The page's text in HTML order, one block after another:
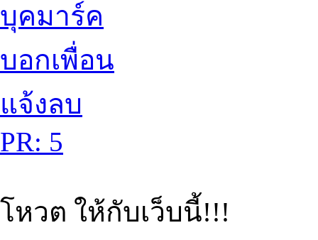
บุคมาร์ค
บอกเพื่อน
แจ้งลบ
PR: 5
โหวต ให้กับเว็บนี้!!!